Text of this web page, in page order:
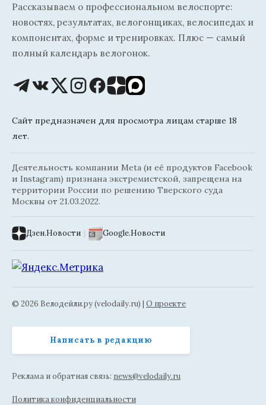
Рассказываем о профессиональном велоспорте:
новостях, результатах, велогонщиках, велосипедах и
компонентах, форме и тренировках. Плюс — самый
полный календарь велогонок.
Сайт предназначен для просмотра лицам старше 18
лет.
Деятельность компании Meta (и её продуктов Facebook
и Instagram) признана экстремистской, запрещена на
территории России по решению Тверского суда
Москвы от 21.03.2022.
Дзен.Новости | Google.Новости
© 2026 Велодейли.ру (velodaily.ru) | О проекте
Написать в редакцию
Реклама и обратная связь: news@velodaily.ru
Политика конфиденциальности